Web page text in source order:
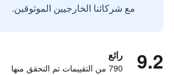
مع شركائنا الخارجيين الموثوقين.
9.2 رائع
790 من التقييمات تم التحقق منها